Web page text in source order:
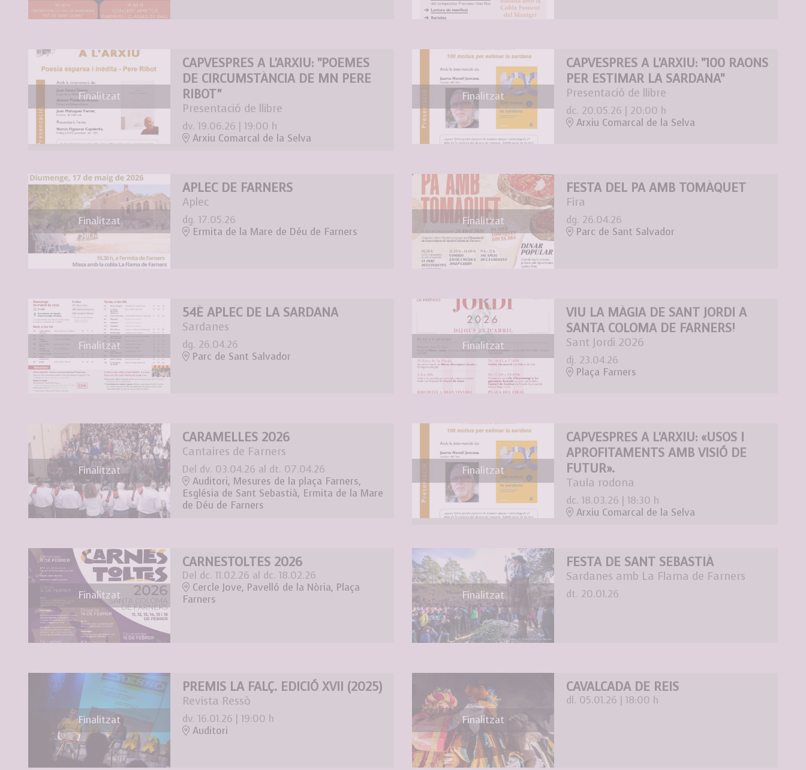
Finalitzat
CAPVESPRES A L'ARXIU: "POEMES
DE CIRCUMSTÀNCIA DE MN PERE
RIBOT"
Presentació de llibre
dv. 19.06.26
19:00 h
Arxiu Comarcal de la Selva
Finalitzat
CAPVESPRES A L'ARXIU: "100 RAONS
PER ESTIMAR LA SARDANA"
Presentació de llibre
dc. 20.05.26
20:00 h
Arxiu Comarcal de la Selva
Finalitzat
APLEC DE FARNERS
Aplec
dg. 17.05.26
Ermita de la Mare de Déu de Farners
Finalitzat
FESTA DEL PA AMB TOMÀQUET
Fira
dg. 26.04.26
Parc de Sant Salvador
Finalitzat
54È APLEC DE LA SARDANA
Sardanes
dg. 26.04.26
Parc de Sant Salvador
Finalitzat
VIU LA MÀGIA DE SANT JORDI A
SANTA COLOMA DE FARNERS!
Sant Jordi 2026
dj. 23.04.26
Plaça Farners
Finalitzat
CARAMELLES 2026
Cantaires de Farners
Del dv. 03.04.26 al dt. 07.04.26
Auditori, Mesures de la plaça Farners,
Església de Sant Sebastià, Ermita de la Mare
de Déu de Farners
Finalitzat
CAPVESPRES A L'ARXIU: «USOS I
APROFITAMENTS AMB VISIÓ DE
FUTUR».
Taula rodona
dc. 18.03.26
18:30 h
Arxiu Comarcal de la Selva
Finalitzat
CARNESTOLTES 2026
Del dc. 11.02.26 al dc. 18.02.26
Cercle Jove, Pavelló de la Nòria, Plaça
Farners
Finalitzat
FESTA DE SANT SEBASTIÀ
Sardanes amb La Flama de Farners
dt. 20.01.26
Finalitzat
PREMIS LA FALÇ. EDICIÓ XVII (2025)
Revista Ressò
dv. 16.01.26
19:00 h
Auditori
Finalitzat
CAVALCADA DE REIS
dl. 05.01.26 18:00 h